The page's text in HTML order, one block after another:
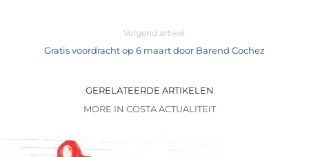
Volgend artikel
Gratis voordracht op 6 maart door Barend Cochez
GERELATEERDE ARTIKELEN
MORE IN COSTA ACTUALITEIT